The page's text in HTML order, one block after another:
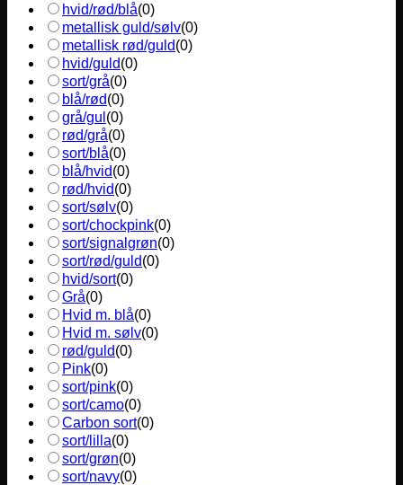
hvid/rød/blå(0)
metallisk guld/sølv(0)
metallisk rød/guld(0)
hvid/guld(0)
sort/grå(0)
blå/rød(0)
grå/gul (0)
rød/grå(0)
sort/blå(0)
blå/hvid(0)
rød/hvid(0)
sort/sølv(0)
sort/chockpink(0)
sort/signalgrøn(0)
sort/rød/guld(0)
hvid/sort(0)
Grå(0)
Hvid m. blå(0)
Hvid m. sølv(0)
rød/guld(0)
Pink(0)
sort/pink(0)
sort/camo(0)
Carbon sort(0)
sort/lilla(0)
sort/grøn(0)
sort/navy(0)